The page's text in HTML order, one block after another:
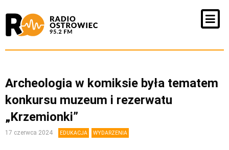
Archeologia w komiksie była tematem
konkursu muzeum i rezerwatu
„Krzemionki”
17 czerwca 2024 EDUKACJA WYDARZENIA